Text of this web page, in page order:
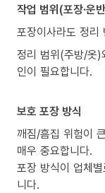
작업 범위(포장·운
포장이사라도 정리
정리 범위(주방/옷
인이 필요합니다.
보호 포장 방식
깨짐/흠집 위험이
매우 중요합니다.
포장 방식이 업체
니다.